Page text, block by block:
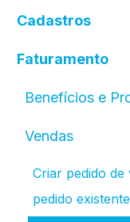
Cadastros
Faturamento
Benefícios e
Vendas
Criar pedido
pedido existente